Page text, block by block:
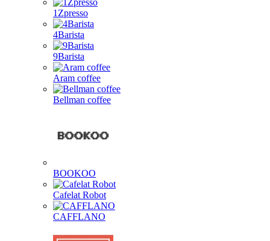
1Zpresso
4Barista
9Barista
Aram coffee
Bellman coffee
BOOKOO
Cafelat Robot
CAFFLANO